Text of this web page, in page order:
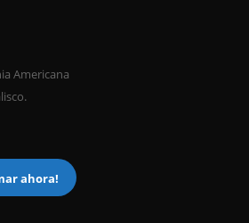
Americana
ahora!